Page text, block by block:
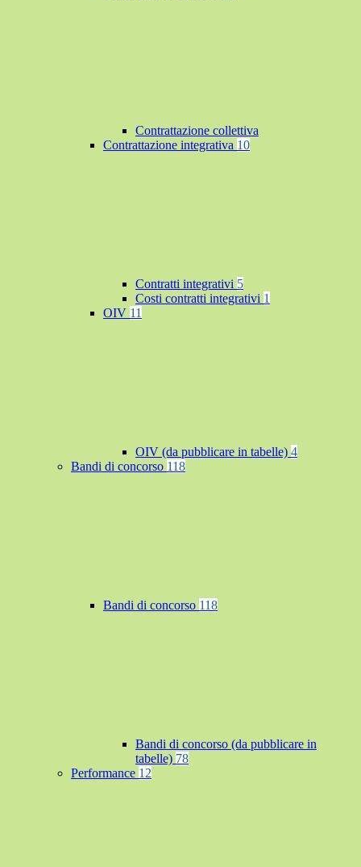
Contrattazione collettiva
Contrattazione integrativa 10
Contratti integrativi 5
Costi contratti integrativi 1
OIV 11
OIV (da pubblicare in tabelle) 4
Bandi di concorso 118
Bandi di concorso 118
Bandi di concorso (da pubblicare in
tabelle) 78
Performance 12